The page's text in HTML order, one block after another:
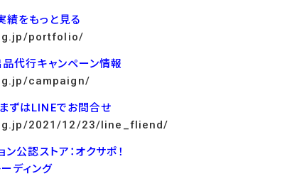
績をもっと見る
portfolio/
代行キャンペーン情報
campaign/
ずはLINEでお問合せ
2021/12/23/line_fliend/
公認ストア：オクサポ！
ディング